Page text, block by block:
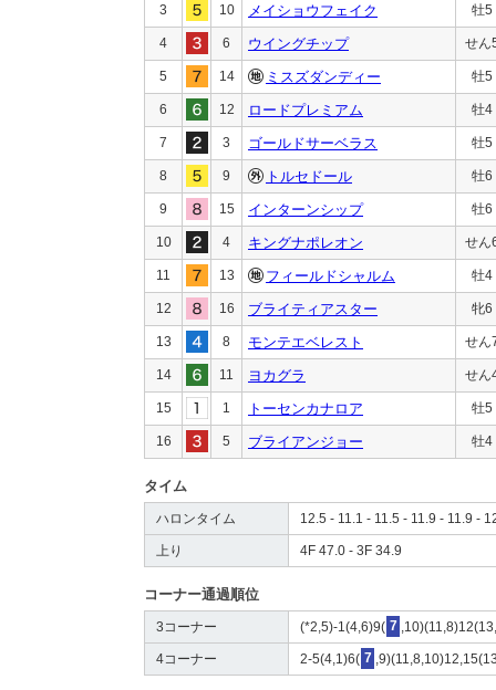
3 10 メイショウフェイク 牡5
4 6 ウイングチップ せん
5 14 ミスズダンディー 牡5
6 12 ロードプレミアム 牡4
7 3 ゴールドサーベラス 牡5
8 9 トルセドール 牡6
9 15 インターンシップ 牡6
10 4 キングナポレオン せん
11 13 フィールドシャルム 牡4
12 16 ブライティアスター 牝6
13 8 モンテエベレスト せん
14 11 ヨカグラ せん
15 1 トーセンカナロア 牡5
16 5 ブライアンジョー 牡4
タイム
ハロンタイム 12.5 - 11.1 - 11.5 - 11.9 - 11.9 -
上り 4F 47.0 - 3F 34.9
コーナー通過順位
3コーナー (*2,5)-1(4,6)9( 7
4コーナー 2-5(4,1)6( 7